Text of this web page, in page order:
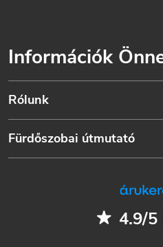
Információk
Rólunk
Fürdőszobai útmutató
4.9/5